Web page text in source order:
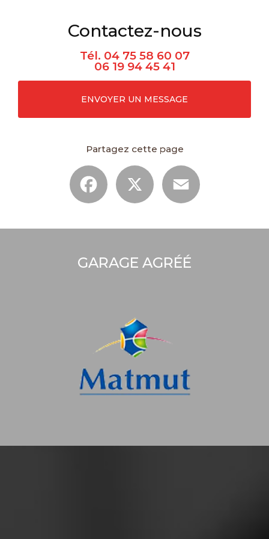
Contactez-nous
Tél. 04 75 58 60 07
06 19 94 45 41
ENVOYER UN MESSAGE
Partagez cette page
Facebook
GARAGE AGRÉÉ